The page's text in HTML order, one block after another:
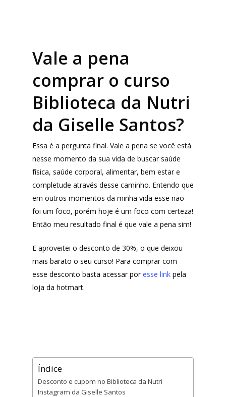
Vale a pena
comprar o curso
Biblioteca da Nutri
da Giselle Santos?
Essa é a pergunta final. Vale a pena se você está
nesse momento da sua vida de buscar saúde
física, saúde corporal, alimentar, bem estar e
completude através desse caminho. Entendo que
em outros momentos da minha vida esse não
foi um foco, porém hoje é um foco com certeza!
Então meu resultado final é que vale a pena sim!
E aproveitei o desconto de 30%, o que deixou
mais barato o seu curso! Para comprar com
esse desconto basta acessar por esse link pela
loja da hotmart.
Índice
Desconto e cupom no Biblioteca da Nutri
Instagram da Giselle Santos
Electromarcas
Mprotect
DenimZero
ExtremeUV
Universo do Lar
Moda Infantil
MindsUp
Divertida Moda
Moda Com Carinho
Me Indique uma
Descontos
MAIS ACESSADOS
Amazon
iHerb
Wevans
MindsUp